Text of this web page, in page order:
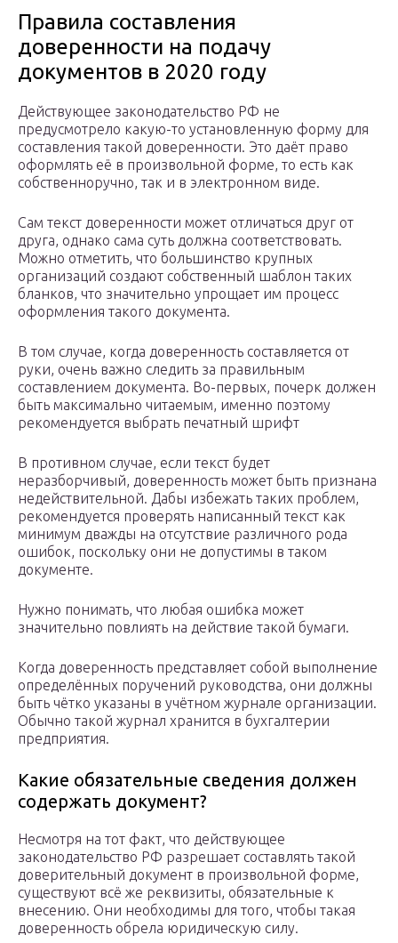
Правила составления
доверенности на подачу
документов в 2020 году
Действующее законодательство РФ не
предусмотрело какую-то установленную форму для
составления такой доверенности. Это даёт право
оформлять её в произвольной форме, то есть как
собственноручно, так и в электронном виде.
Сам текст доверенности может отличаться друг от
друга, однако сама суть должна соответствовать.
Можно отметить, что большинство крупных
организаций создают собственный шаблон таких
бланков, что значительно упрощает им процесс
оформления такого документа.
В том случае, когда доверенность составляется от
руки, очень важно следить за правильным
составлением документа. Во-первых, почерк должен
быть максимально читаемым, именно поэтому
рекомендуется выбрать печатный шрифт
В противном случае, если текст будет
неразборчивый, доверенность может быть признана
недействительной. Дабы избежать таких проблем,
рекомендуется проверять написанный текст как
минимум дважды на отсутствие различного рода
ошибок, поскольку они не допустимы в таком
документе.
Нужно понимать, что любая ошибка может
значительно повлиять на действие такой бумаги.
Когда доверенность представляет собой выполнение
определённых поручений руководства, они должны
быть чётко указаны в учётном журнале организации.
Обычно такой журнал хранится в бухгалтерии
предприятия.
Какие обязательные сведения должен
содержать документ?
Несмотря на тот факт, что действующее
законодательство РФ разрешает составлять такой
доверительный документ в произвольной форме,
существуют всё же реквизиты, обязательные к
внесению. Они необходимы для того, чтобы такая
доверенность обрела юридическую силу.